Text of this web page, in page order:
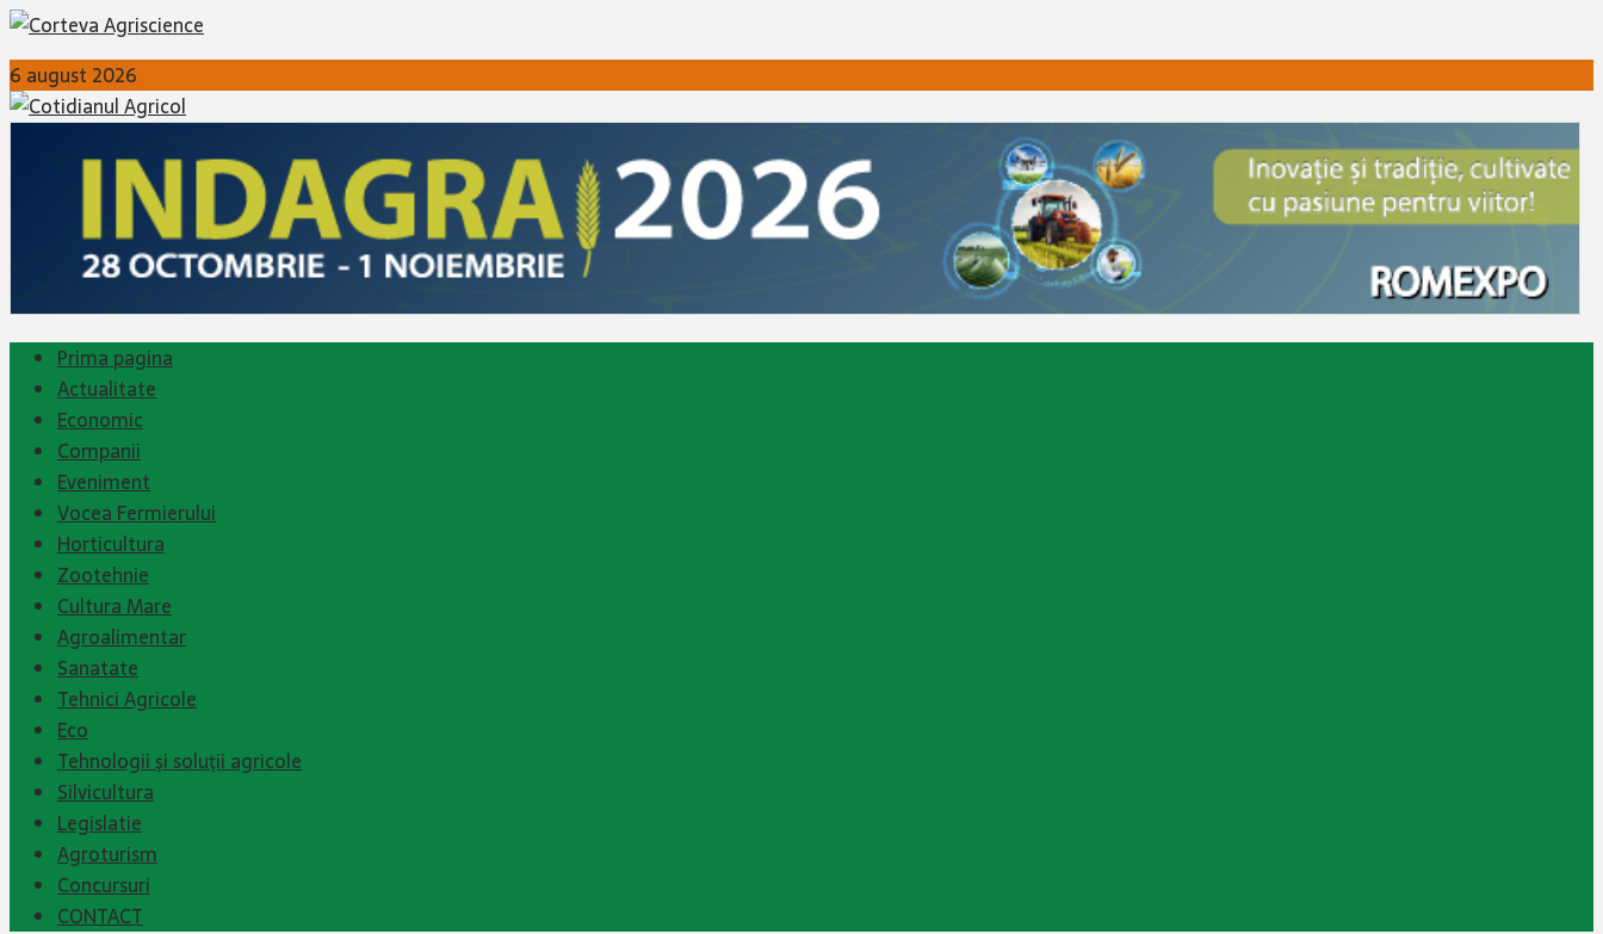
6 august 2026
Prima pagina
Actualitate
Economic
Companii
Eveniment
Vocea Fermierului
Horticultura
Zootehnie
Cultura Mare
Agroalimentar
Sanatate
Tehnici Agricole
Eco
Tehnologii şi soluţii agricole
Silvicultura
Legislatie
Agroturism
Concursuri
CONTACT